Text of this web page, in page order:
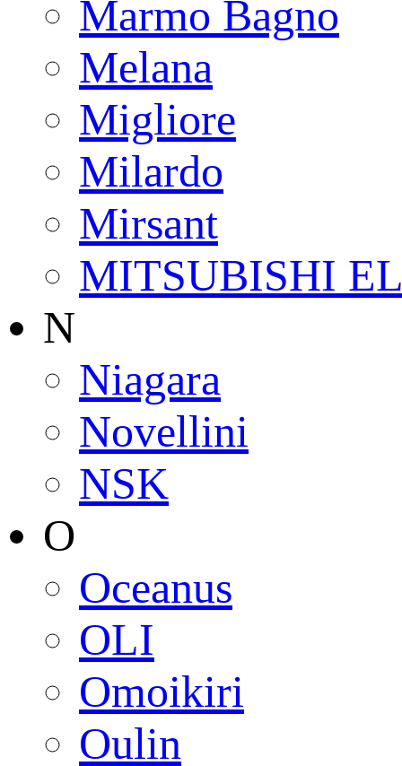
Marmo Bagno
Melana
Migliore
Milardo
Mirsant
MITSUBISHI
N
Niagara
Novellini
NSK
O
Oceanus
OLI
Omoikiri
Oulin